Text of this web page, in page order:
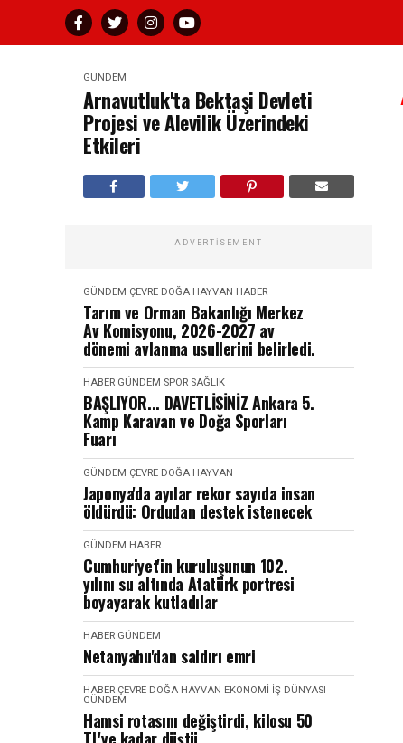
GÜNDEM
Arnavutluk'ta Bektaşi Devleti
Projesi ve Alevilik Üzerindeki
Etkileri
ADVERTISEMENT
GÜNDEM ÇEVRE DOĞA HAYVAN HABER
Tarım ve Orman Bakanlığı Merkez
Av Komisyonu, 2026-2027 av
dönemi avlanma usullerini belirledi.
HABER GÜNDEM SPOR SAĞLIK
BAŞLIYOR... DAVETLİSİNİZ Ankara 5.
Kamp Karavan ve Doğa Sporları
Fuarı
GÜNDEM ÇEVRE DOĞA HAYVAN
Japonya'da ayılar rekor sayıda insan
öldürdü: Ordudan destek istenecek
GÜNDEM HABER
Cumhuriyet'in kuruluşunun 102.
yılını su altında Atatürk portresi
boyayarak kutladılar
HABER GÜNDEM
Netanyahu'dan saldırı emri
HABER ÇEVRE DOĞA HAYVAN EKONOMI İŞ DÜNYASI
GÜNDEM
Hamsi rotasını değiştirdi, kilosu 50